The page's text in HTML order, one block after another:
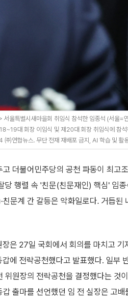
별시새마을회 취임식 참석한 임종석 (서울=연
18~19대 회장 이임식 및 제20대 회장 취임식
합뉴스. 무단 전재 재배포 금지, AI 학습 및 활
더불어민주당의 공천 파동이 최고
당 행렬 속 '친문(친문재인) 핵심' 임
친문계 간 갈등은 악화일로다. 거듭
은 27일 국회에서 회의를 마치고 기
에 전략공천했다고 발표했다. 일부
위원장의 전락공천을 결정했다는 것
출마를 선언했던 임 전 실장은 고배